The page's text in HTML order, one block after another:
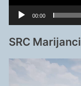
00:00
SRC Marijanci
Reproduktor